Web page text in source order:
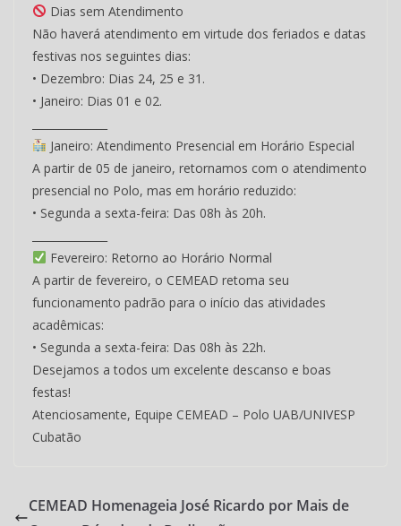
Dias sem Atendimento
Não haverá atendimento em virtude dos feriados e datas
festivas nos seguintes dias:
• Dezembro: Dias 24, 25 e 31.
• Janeiro: Dias 01 e 02.
Janeiro: Atendimento Presencial em Horário Especial
A partir de 05 de janeiro, retornamos com o atendimento
presencial no Polo, mas em horário reduzido:
• Segunda a sexta-feira: Das 08h às 20h.
Fevereiro: Retorno ao Horário Normal
A partir de fevereiro, o CEMEAD retoma seu
funcionamento padrão para o início das atividades
acadêmicas:
• Segunda a sexta-feira: Das 08h às 22h.
Desejamos a todos um excelente descanso e boas
festas!
Atenciosamente, Equipe CEMEAD – Polo UAB/UNIVESP
Cubatão
CEMEAD Homenageia José Ricardo por Mais de